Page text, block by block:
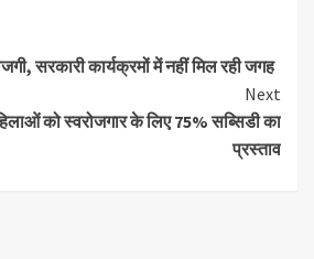
सरकारी कार्यक्रमों में नहीं मिल रही जगह
Next
को स्वरोजगार के लिए 75% सब्सिडी का
प्रस्ताव